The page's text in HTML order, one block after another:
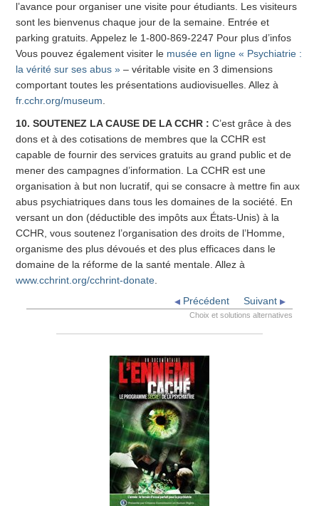
l’avance pour organiser une visite pour étudiants. Les visiteurs
sont les bienvenus chaque jour de la semaine. Entrée et
parking gratuits. Appelez le 1-800-869-2247 Pour plus d’infos
Vous pouvez également visiter le musée en ligne « Psychiatrie :
la vérité sur ses abus » – véritable visite en 3 dimensions
comportant toutes les présentations audiovisuelles. Allez à
fr.cchr.org/museum.
10. SOUTENEZ LA CAUSE DE LA CCHR :C’est grâce à des
dons et à des cotisations de membres que la CCHR est
capable de fournir des services gratuits au grand public et de
mener des campagnes d’information. La CCHR est une
organisation à but non lucratif, qui se consacre à mettre fin aux
abus psychiatriques dans tous les domaines de la société. En
versant un don (déductible des impôts aux États-Unis) à la
CCHR, vous soutenez l’organisation des droits de l’Homme,
organisme des plus dévoués et des plus efficaces dans le
domaine de la réforme de la santé mentale. Allez à
www.cchrint.org/cchrint-donate.
Suivant
Précédent
Choix et solutions alternatives